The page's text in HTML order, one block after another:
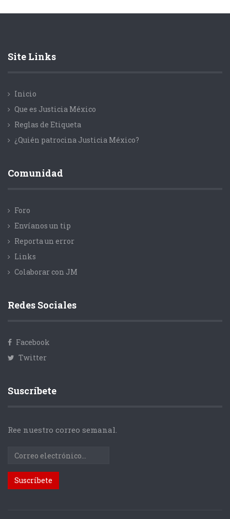
Site Links
Inicio
Que es Justicia México
Reglas de Etiqueta
¿Quién patrocina Justicia México?
Comunidad
Foro
Envíanos un tip
Reporta un error
Links
Colaborar con JM
Redes Sociales
Facebook
Twitter
Suscríbete
Ree nuestro correo semanal.